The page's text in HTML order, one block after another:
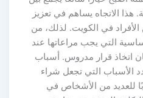
هذا الاتجاه يساهم في تعزيز
في الكويت. لذلك، من
التي يجب مراعاتها عند
اتخاذ قرار مدروس. أسباب
الأسباب التي تجعل شراء
للعديد من الأشخاص في